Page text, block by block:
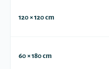
120 × 120 cm
60 × 180 cm